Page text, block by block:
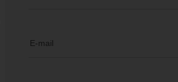
E-mail